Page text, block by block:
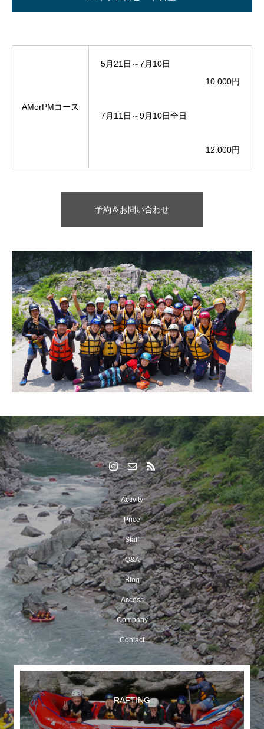
AMorPMコース
5月21日～7月10日
10.000円
7月11日～9月10日全日
12.000円
予約＆お問い合わせ
Activity
Price
Staff
Q&A
Blog
Access
Company
Contact
RAFTING